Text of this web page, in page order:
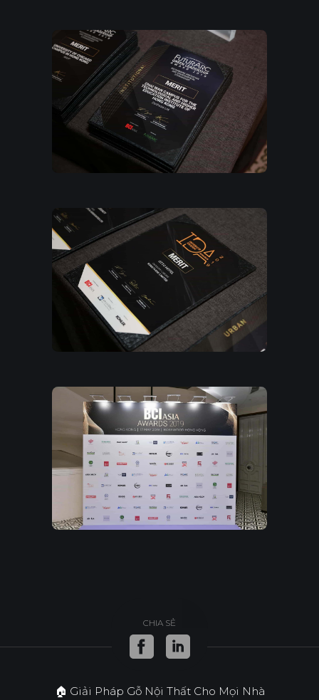
CHIA SẺ
🏠 Giải Pháp Gỗ Nội Thất Cho Mọi Nhà